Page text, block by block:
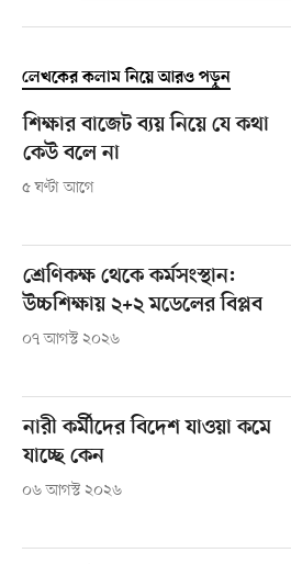
লেখকের কলাম নিয়ে আরও পড়ুন
শিক্ষার বাজেট ব্যয় নিয়ে যে কথা
কেউ বলে না
৫ ঘণ্টা আগে
শ্রেণিকক্ষ থেকে কর্মসংস্থান:
উচ্চশিক্ষায় ২+২ মডেলের বিপ্লব
০৭ আগস্ট ২০২৬
নারী কর্মীদের বিদেশ যাওয়া কমে
যাচ্ছে কেন
০৬ আগস্ট ২০২৬